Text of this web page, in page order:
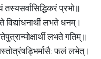
प्रभो॥
विद्यांधनार्थी लभते धनम्।
लभते गतिम्॥
फलं लभेत्।